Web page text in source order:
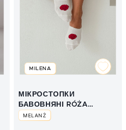
MILENA
МІКРОСТОПКИ
БАВОВНЯНІ RÓŻA
0576.022
MELANŻ